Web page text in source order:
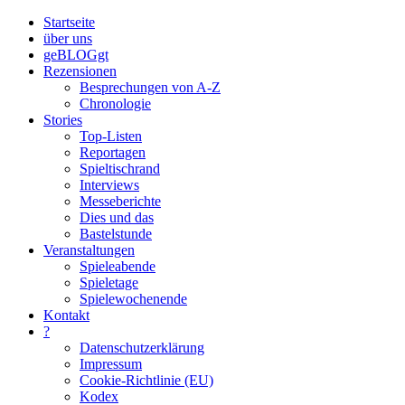
Startseite
über uns
geBLOGgt
Rezensionen
Besprechungen von A-Z
Chronologie
Stories
Top-Listen
Reportagen
Spieltischrand
Interviews
Messeberichte
Dies und das
Bastelstunde
Veranstaltungen
Spieleabende
Spieletage
Spielewochenende
Kontakt
?
Datenschutzerklärung
Impressum
Cookie-Richtlinie (EU)
Kodex